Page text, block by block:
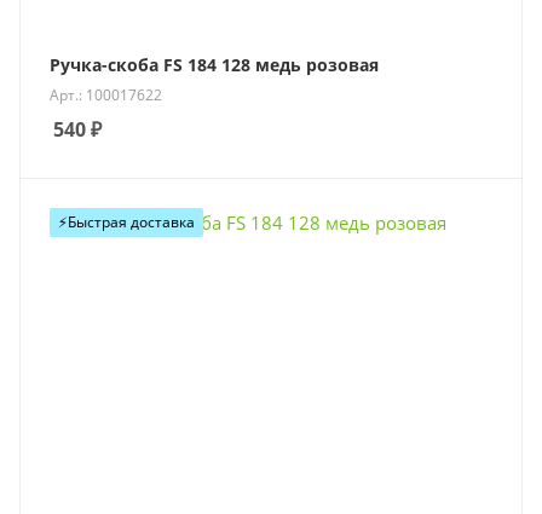
Ручка-скоба FS 184 128 медь розовая
Арт.: 100017622
540₽
⚡️Быстрая доставка